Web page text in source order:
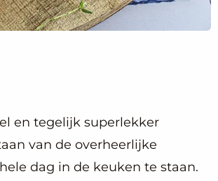
en tegelijk superlekker
van de overheerlijke
dag in de keuken te staan.